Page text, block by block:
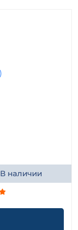
В наличии